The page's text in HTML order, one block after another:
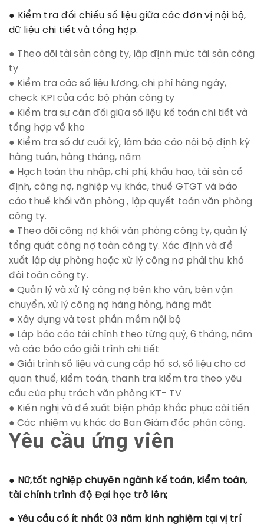
● Kiểm tra đối chiếu số liệu giữa các đơn vị nội bộ,
dữ liệu chi tiết và tổng hợp.
● Theo dõi tài sản công ty, lập định mức tài sản công
ty
● Kiểm tra các số liệu lương, chi phí hàng ngày,
check KPI của các bộ phận công ty
● Kiểm tra sự cân đối giữa số liệu kế toán chi tiết và
tổng hợp về kho
● Kiểm tra số dư cuối kỳ, làm báo cáo nội bộ định kỳ
hàng tuần, hàng tháng, năm
● Hạch toán thu nhập, chi phí, khấu hao, tài sản cố
định, công nợ, nghiệp vụ khác, thuế GTGT và báo
cáo thuế khối văn phòng , lập quyết toán văn phòng
công ty.
● Theo dõi công nợ khối văn phòng công ty, quản lý
tổng quát công nợ toàn công ty. Xác định và đề
xuất lập dự phòng hoặc xử lý công nợ phải thu khó
đòi toàn công ty.
● Quản lý và xử lý công nợ bên kho vận, bên vận
chuyển, xử lý công nợ hàng hỏng, hàng mất
● Xây dựng và test phần mềm nội bộ
● Lập báo cáo tài chính theo từng quý, 6 tháng, năm
và các báo cáo giải trình chi tiết
● Giải trình số liệu và cung cấp hồ sơ, số liệu cho cơ
quan thuế, kiểm toán, thanh tra kiểm tra theo yêu
cầu của phụ trách văn phòng KT- TV
● Kiến nghị và đề xuất biện pháp khắc phục cải tiến
● Các nhiệm vụ khác do Ban Giám đốc phân công.
Yêu cầu ứng viên
● Nữ,tốt nghiệp chuyên ngành kế toán, kiểm toán,
tài chính trình độ Đại học trở lên;
● Yêu cầu có ít nhất 03 năm kinh nghiệm tại vị trí